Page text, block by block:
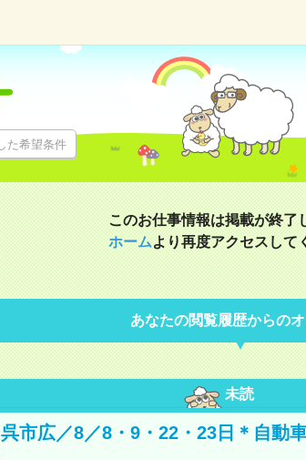
た希望条件
このお仕事情報は掲載が終了
ホームより再度アクセスして
あなたの閲覧履歴からの
未読
呉市広／8／8・9・22・23日＊自動